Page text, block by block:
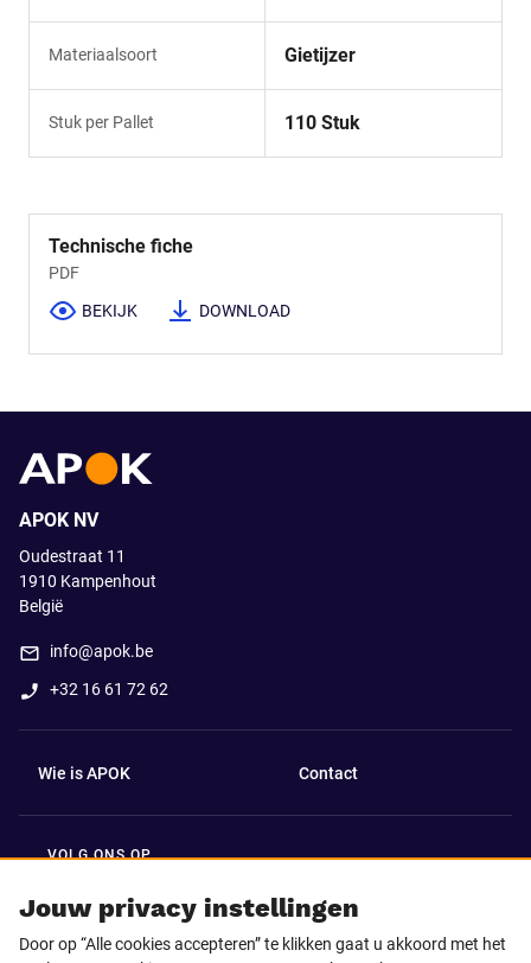
Materiaalsoort Gietijzer
Stuk per Pallet 110 Stuk
Technische fiche
PDF
BEKIJK DOWNLOAD
Jouw privacy instellingen
Door op “Alle cookies accepteren” te klikken gaat u akkoord met het
APOK NV
Oudestraat 11
1910 Kampenhout
België
info@apok.be
+32 16 61 72 62
Wie is APOK Contact
VOLG ONS OP
Facebook LinkedIn